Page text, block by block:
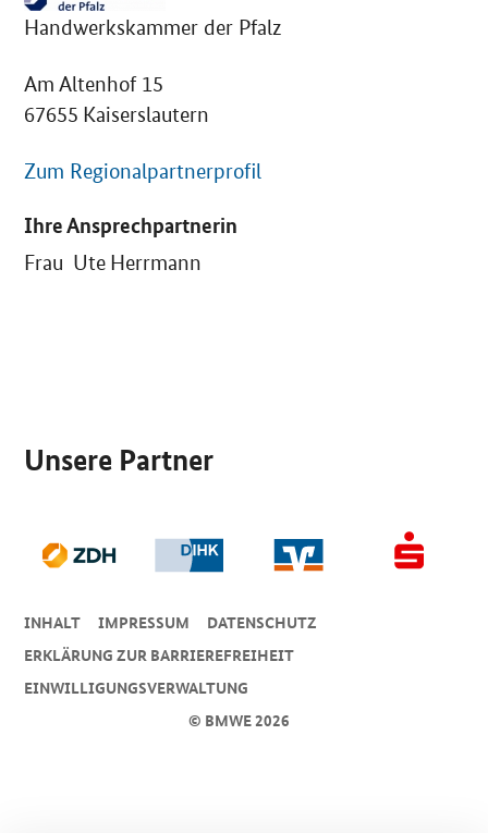
Handwerkskammer der Pfalz
Am Altenhof 15
67655 Kaiserslautern
Zum Regionalpartnerprofil
Ihre Ansprechpartnerin
Frau Ute Herrmann
Unsere Partner
© BMWE 2026
INHALT IMPRESSUM
DA­TEN­SCHUTZ
ERKLÄRUNG ZUR BARRIEREFREIHEIT
EINWILLIGUNGSVERWALTUNG